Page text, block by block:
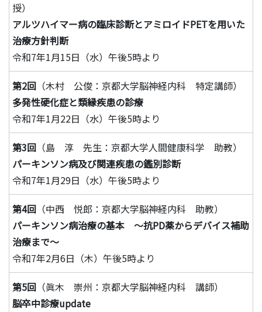
授）
アルツハイマー病の臨床診断とアミロイドPETを用いた
治療方針判断
令和7年1月15日（水）午後5時より
第2回 （木村 公俊：京都大学脳神経内科 特定講師）
多発性硬化症と類縁疾患の診療
令和7年1月22日（水）午後5時より
第3回 （島 淳 先生：京都大学人間健康科学 助教）
パーキンソン病及び関連疾患の鑑別診断
令和7年1月29日（水）午後5時より
第4回 （中西 悦郎：京都大学脳神経内科 助教）
パーキンソン病治療の基本 ～抗PD薬からデバイス補助
治療まで～
令和7年2月6日（木）午後5時より
第5回 （眞木 崇州：京都大学脳神経内科 講師）
脳卒中診療update